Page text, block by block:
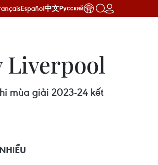
Español中文Русский
Liverpool
mùa giải 2023-24 kết